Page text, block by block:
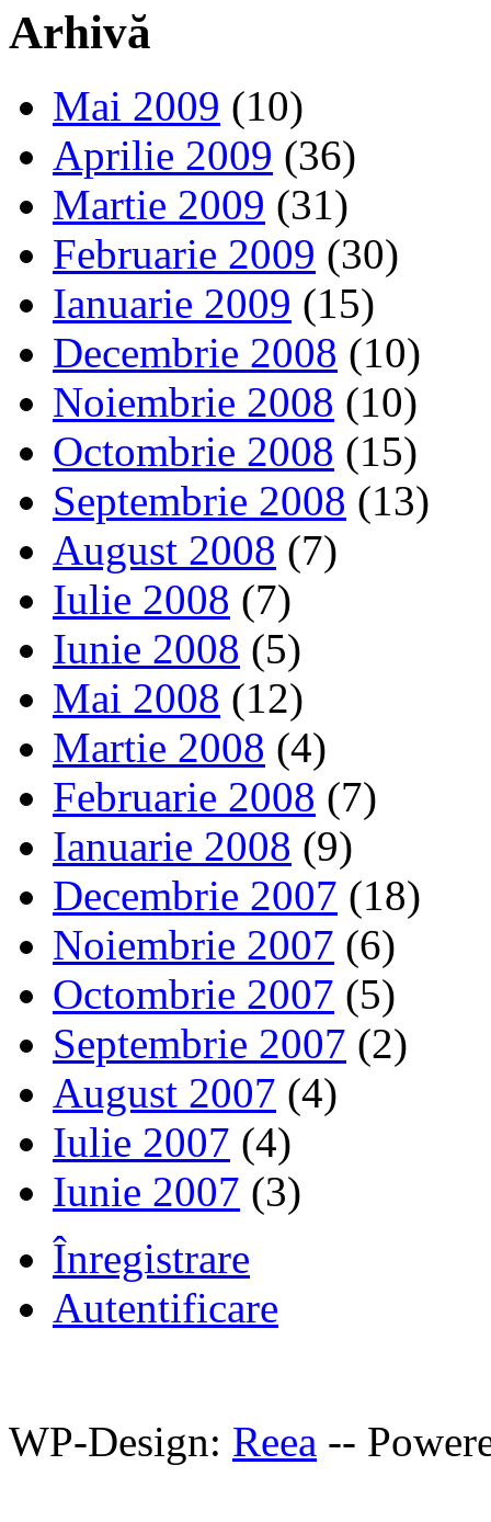
Arhivă
Mai 2009 (10)
Aprilie 2009 (36)
Martie 2009 (31)
Februarie 2009 (30)
Ianuarie 2009 (15)
Decembrie 2008 (10)
Noiembrie 2008 (10)
Octombrie 2008 (15)
Septembrie 2008 (13)
August 2008 (7)
Iulie 2008 (7)
Iunie 2008 (5)
Mai 2008 (12)
Martie 2008 (4)
Februarie 2008 (7)
Ianuarie 2008 (9)
Decembrie 2007 (18)
Noiembrie 2007 (6)
Octombrie 2007 (5)
Septembrie 2007 (2)
August 2007 (4)
Iulie 2007 (4)
Iunie 2007 (3)
Înregistrare
Autentificare
WP-Design: Reea --